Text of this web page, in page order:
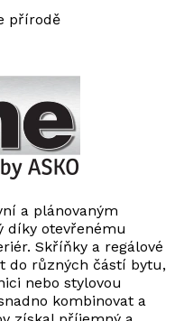
přírodě
a plánovaným
díky otevřenému
Skříňky a regálové
do různých částí bytu,
nebo stylovou
kombinovat a